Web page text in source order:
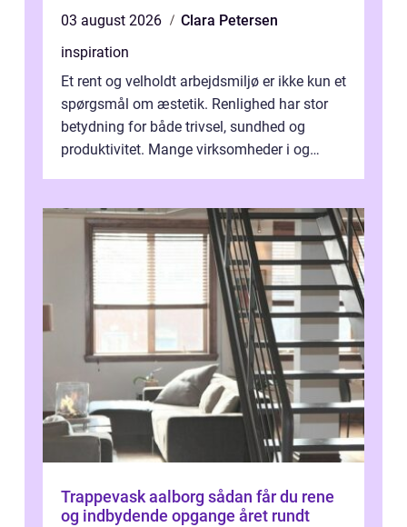
03 august 2026
Clara Petersen
inspiration
Et rent og velholdt arbejdsmiljø er ikke kun et
spørgsmål om æstetik. Renlighed har stor
betydning for både trivsel, sundhed og
produktivitet. Mange virksomheder i og
Trappevask aalborg sådan får du rene
og indbydende opgange året rundt